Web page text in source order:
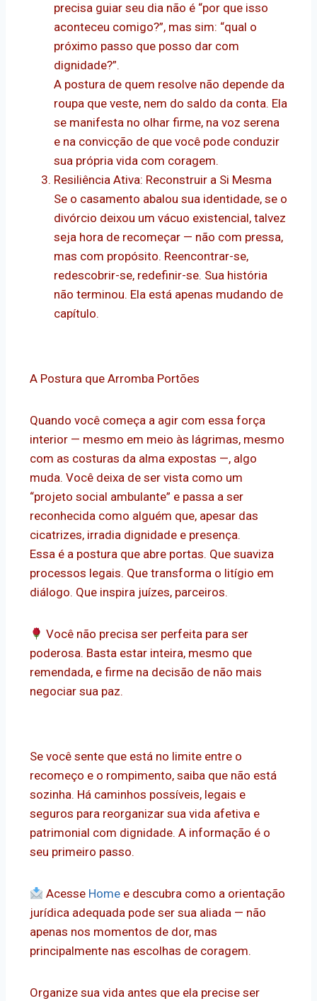
precisa guiar seu dia não é “por que isso
aconteceu comigo?”, mas sim: “qual o
próximo passo que posso dar com
dignidade?”.
A postura de quem resolve não depende da
roupa que veste, nem do saldo da conta. Ela
se manifesta no olhar firme, na voz serena
e na convicção de que você pode conduzir
sua própria vida com coragem.
Resiliência Ativa: Reconstruir a Si Mesma
Se o casamento abalou sua identidade, se o
divórcio deixou um vácuo existencial, talvez
seja hora de recomeçar — não com pressa,
mas com propósito. Reencontrar-se,
redescobrir-se, redefinir-se. Sua história
não terminou. Ela está apenas mudando de
capítulo.
A Postura que Arromba Portões
Quando você começa a agir com essa força
interior — mesmo em meio às lágrimas, mesmo
com as costuras da alma expostas —, algo
muda. Você deixa de ser vista como um
“projeto social ambulante” e passa a ser
reconhecida como alguém que, apesar das
cicatrizes, irradia dignidade e presença.
Essa é a postura que abre portas. Que suaviza
processos legais. Que transforma o litígio em
diálogo. Que inspira juízes, parceiros.
Você não precisa ser perfeita para ser
poderosa. Basta estar inteira, mesmo que
remendada, e firme na decisão de não mais
negociar sua paz.
Se você sente que está no limite entre o
recomeço e o rompimento, saiba que não está
sozinha. Há caminhos possíveis, legais e
seguros para reorganizar sua vida afetiva e
patrimonial com dignidade. A informação é o
seu primeiro passo.
Acesse Home e descubra como a orientação
jurídica adequada pode ser sua aliada — não
apenas nos momentos de dor, mas
principalmente nas escolhas de coragem.
Organize sua vida antes que ela precise ser